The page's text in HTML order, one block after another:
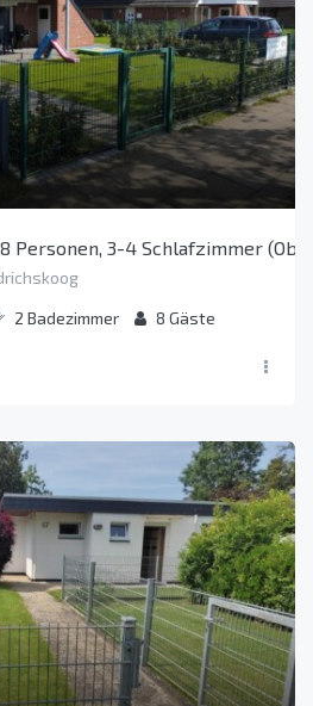
Personen, 3-4 Schlafzimmer
2 Badezimmer 8 Gäste